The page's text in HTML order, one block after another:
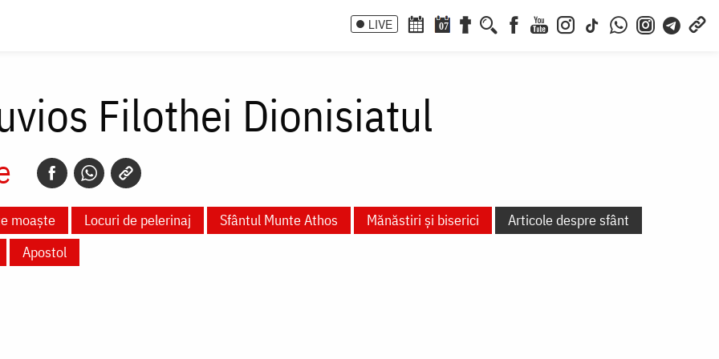
LIVE 07
Filothei Dionisiatul
moaște Locuri de pelerinaj Sfântul Munte Athos Mănăstiri și biserici
Articole despre sfânt
Apostol